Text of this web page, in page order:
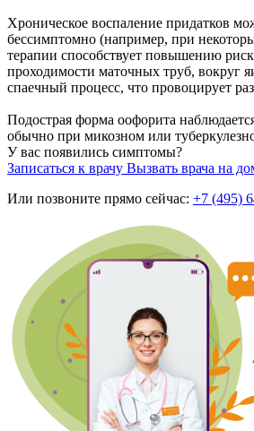
Хроническое воспаление придатков
бессимптомно (например, при
терапии способствует повышению
проходимости маточных труб, вокруг
спаечный процесс, что провоцирует
Подострая форма оофорита
обычно при микозном или
У вас появились симптомы?
Записаться к врачу Вызвать врача на
Или позвоните прямо сейчас: +7 (495)